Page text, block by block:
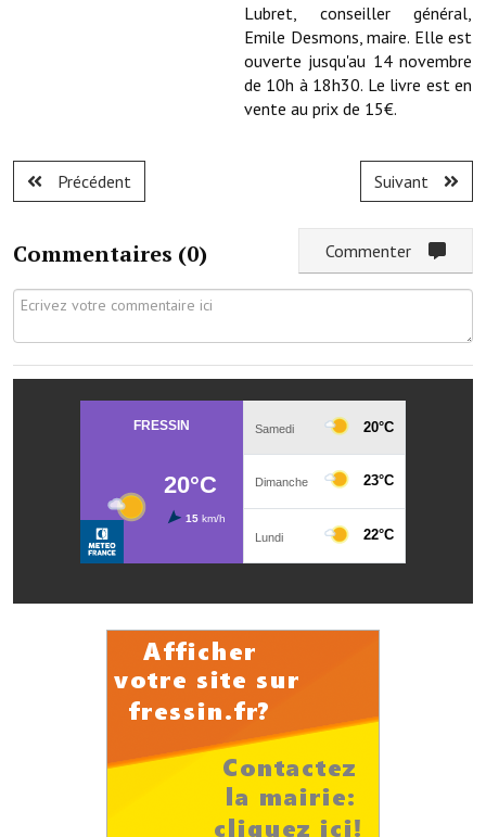
Eaux, assainissement
Services publics communaux
Biens à louer
Terrains et maisons à vendre
Equipements sportifs
Bibliothèque
Commerçants, artisans
Commerces et professions libérales
Lubret, conseiller général,
Emile Desmons, maire. Elle est
ouverte jusqu'au 14 novembre
de 10h à 18h30. Le livre est en
vente au prix de 15€.
Précédent Suivant
Commentaires (0)